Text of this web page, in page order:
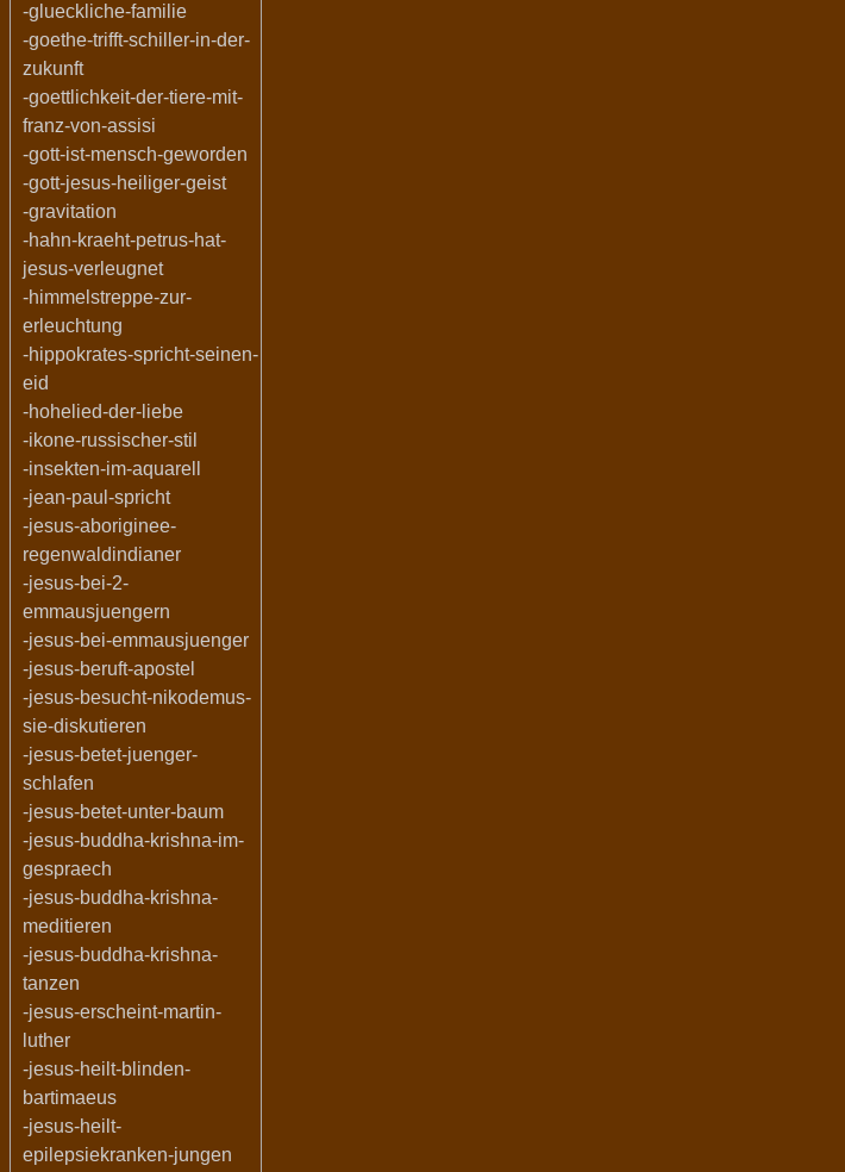
-glueckliche-familie
-goethe-trifft-schiller-in-der-
zukunft
-goettlichkeit-der-tiere-mit-
franz-von-assisi
-gott-ist-mensch-geworden
-gott-jesus-heiliger-geist
-gravitation
-hahn-kraeht-petrus-hat-
jesus-verleugnet
-himmelstreppe-zur-
erleuchtung
-hippokrates-spricht-seinen-
eid
-hohelied-der-liebe
-ikone-russischer-stil
-insekten-im-aquarell
-jean-paul-spricht
-jesus-aboriginee-
regenwaldindianer
-jesus-bei-2-
emmausjuengern
-jesus-bei-emmausjuenger
-jesus-beruft-apostel
-jesus-besucht-nikodemus-
sie-diskutieren
-jesus-betet-juenger-
schlafen
-jesus-betet-unter-baum
-jesus-buddha-krishna-im-
gespraech
-jesus-buddha-krishna-
meditieren
-jesus-buddha-krishna-
tanzen
-jesus-erscheint-martin-
luther
-jesus-heilt-blinden-
bartimaeus
-jesus-heilt-
epilepsiekranken-jungen